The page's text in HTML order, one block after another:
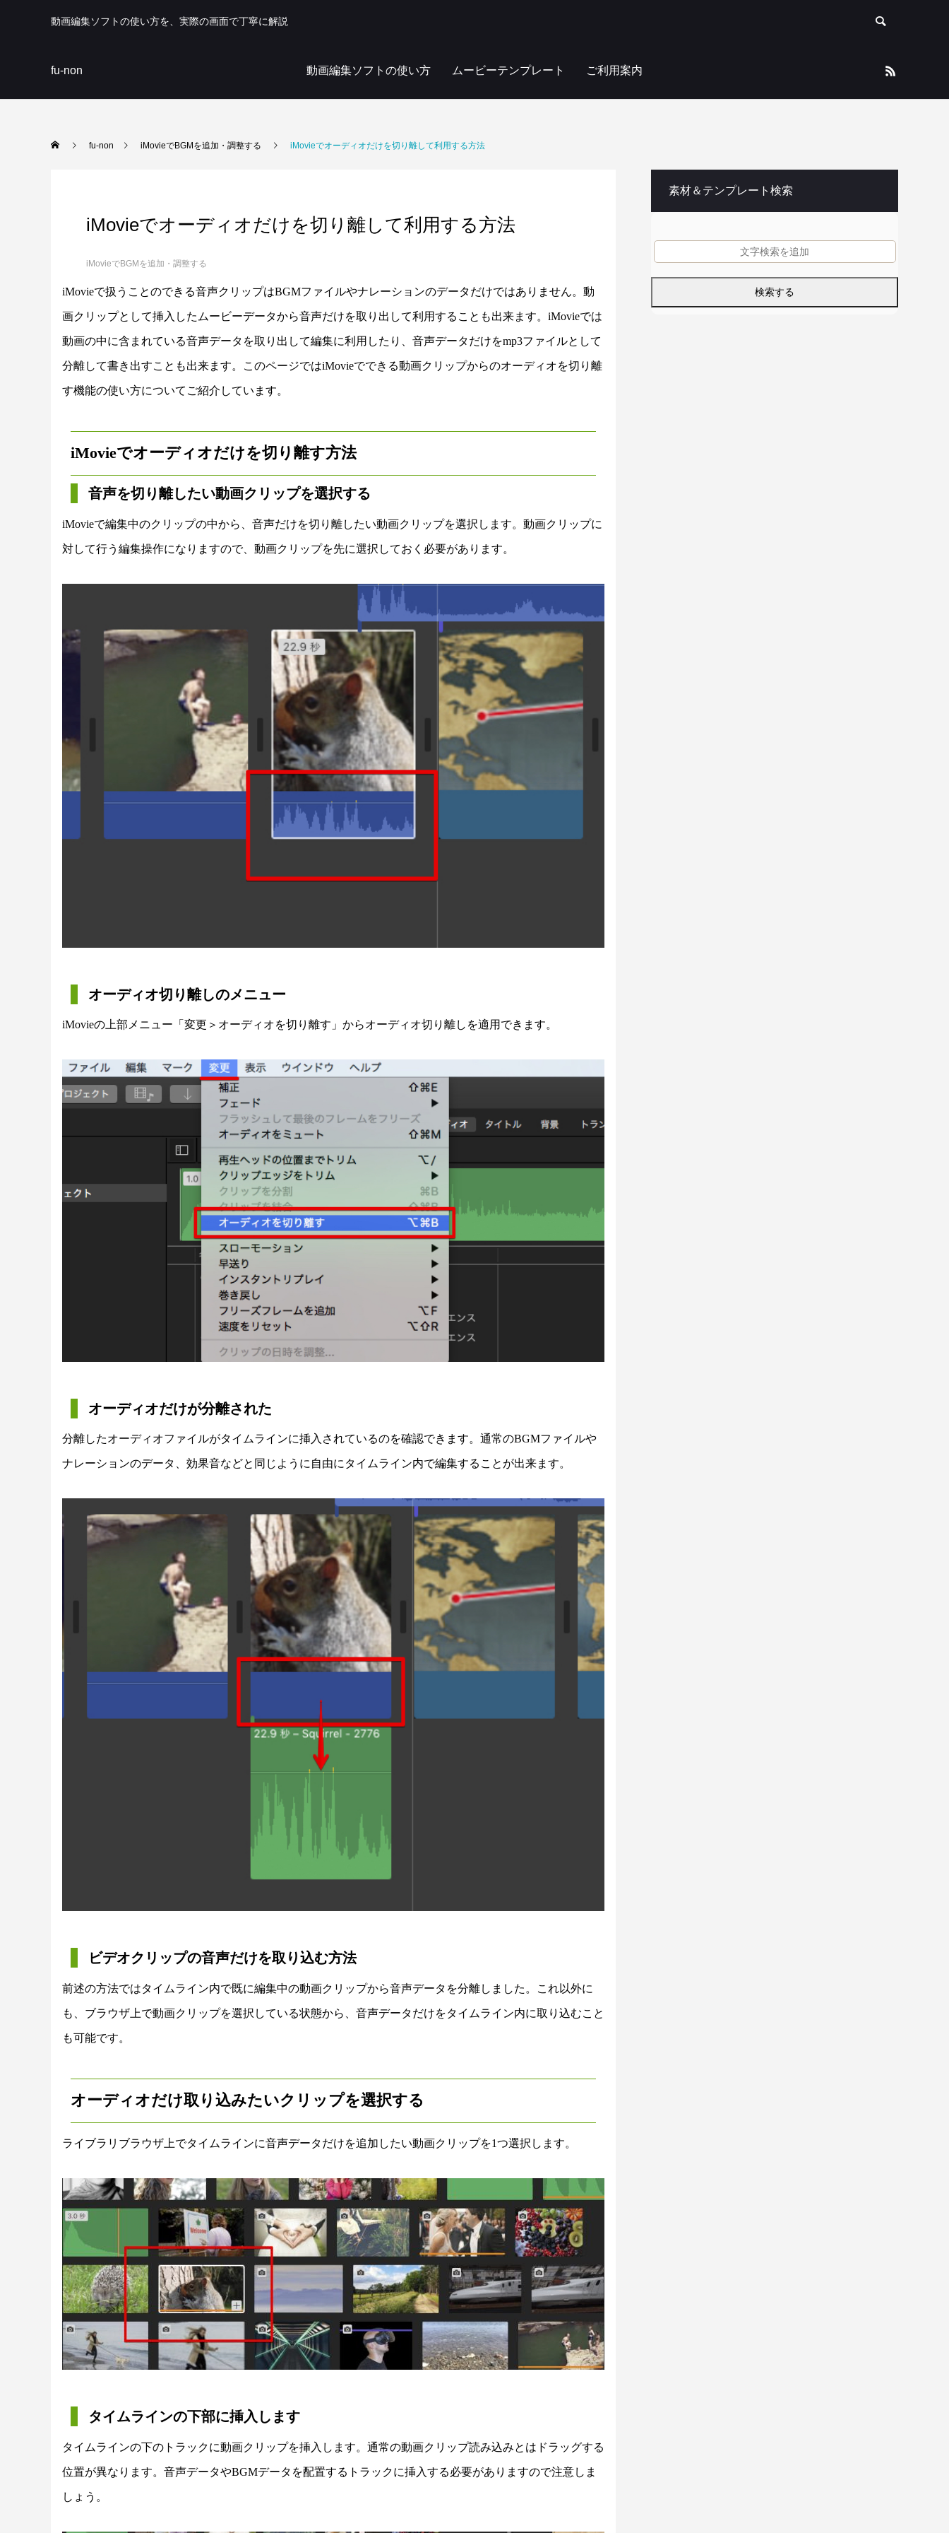
動画編集ソフトの使い方を、実際の画面で丁寧に解説
fu-non 動画編集ソフトの使い方 ムービーテンプレート ご利用案内
fu-non iMovieでBGMを追加・調整する iMovieでオーディオだけを切り離して利用する方法
iMovieでオーディオだけを切り離して利用する方法
iMovieでBGMを追加・調整する
iMovieで扱うことのできる音声クリップはBGMファイルやナレーションのデータだけではありません。動
画クリップとして挿入したムービーデータから音声だけを取り出して利用することも出来ます。iMovieでは
動画の中に含まれている音声データを取り出して編集に利用したり、音声データだけをmp3ファイルとして
分離して書き出すことも出来ます。このページではiMovieでできる動画クリップからのオーディオを切り離
す機能の使い方についてご紹介しています。
iMovieでオーディオだけを切り離す方法
音声を切り離したい動画クリップを選択する
iMovieで編集中のクリップの中から、音声だけを切り離したい動画クリップを選択します。動画クリップに
対して行う編集操作になりますので、動画クリップを先に選択しておく必要があります。
オーディオ切り離しのメニュー
iMovieの上部メニュー「変更＞オーディオを切り離す」からオーディオ切り離しを適用できます。
オーディオだけが分離された
分離したオーディオファイルがタイムラインに挿入されているのを確認できます。通常のBGMファイルや
ナレーションのデータ、効果音などと同じように自由にタイムライン内で編集することが出来ます。
ビデオクリップの音声だけを取り込む方法
前述の方法ではタイムライン内で既に編集中の動画クリップから音声データを分離しました。これ以外に
も、ブラウザ上で動画クリップを選択している状態から、音声データだけをタイムライン内に取り込むこと
も可能です。
オーディオだけ取り込みたいクリップを選択する
ライブラリブラウザ上でタイムラインに音声データだけを追加したい動画クリップを1つ選択します。
タイムラインの下部に挿入します
タイムラインの下のトラックに動画クリップを挿入します。通常の動画クリップ読み込みとはドラッグする
位置が異なります。音声データやBGMデータを配置するトラックに挿入する必要がありますので注意しま
しょう。
素材＆テンプレート検索